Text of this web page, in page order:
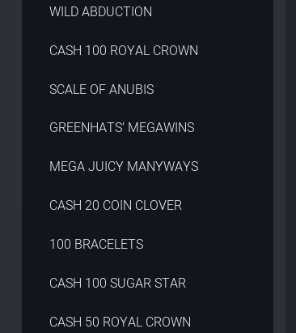
WILD ABDUCTION
CASH 100 ROYAL CROWN
SCALE OF ANUBIS
GREENHATS’ MEGAWINS
MEGA JUICY MANYWAYS
CASH 20 COIN CLOVER
100 BRACELETS
CASH 100 SUGAR STAR
CASH 50 ROYAL CROWN